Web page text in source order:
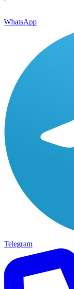
WhatsApp
Telegram